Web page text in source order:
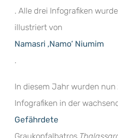
. Alle drei Infografiken
illustriert von
Namasri ‚Namo‘ Niumim
.
In diesem Jahr wurden nun
Infografiken in der
Gefährdete